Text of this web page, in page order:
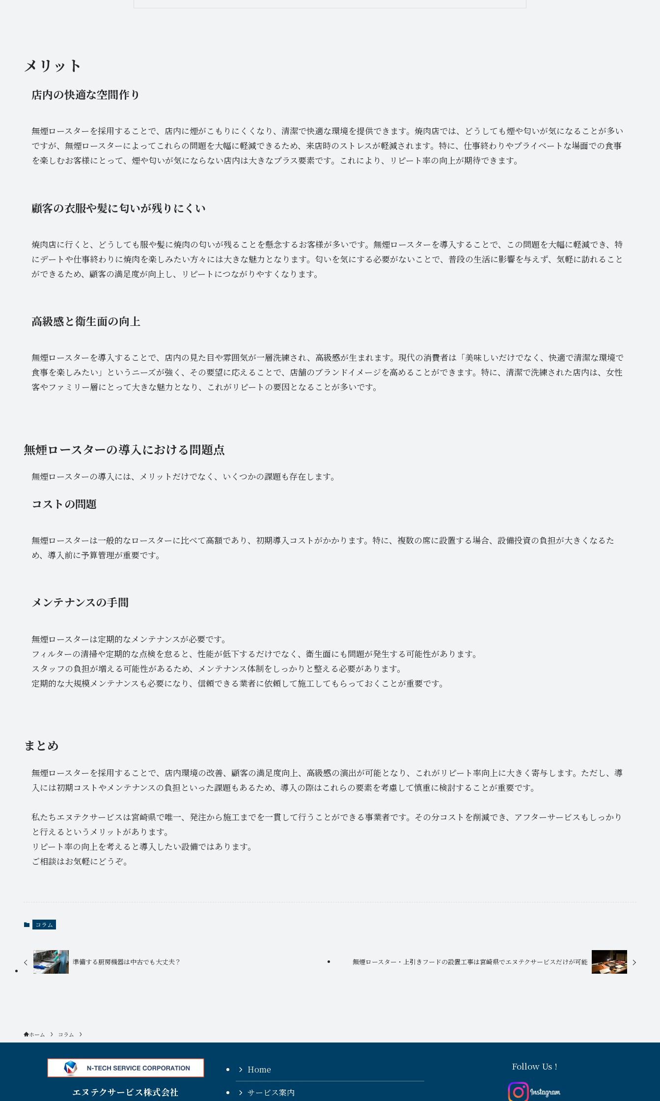
メリット
店内の快適な空間作り
無煙ロースターを採用することで、店内に煙がこもりにくくなり、清潔で快適な環境を提供できます。焼肉店では、どうしても煙や匂いが気になることが多い
ですが、無煙ロースターによってこれらの問題を大幅に軽減できるため、来店時のストレスが軽減されます。特に、仕事終わりやプライベートな場面での食事
を楽しむお客様にとって、煙や匂いが気にならない店内は大きなプラス要素です。これにより、リピート率の向上が期待できます。
顧客の衣服や髪に匂いが残りにくい
焼肉店に行くと、どうしても服や髪に焼肉の匂いが残ることを懸念するお客様が多いです。無煙ロースターを導入することで、この問題を大幅に軽減でき、特
にデートや仕事終わりに焼肉を楽しみたい方々には大きな魅力となります。匂いを気にする必要がないことで、普段の生活に影響を与えず、気軽に訪れること
ができるため、顧客の満足度が向上し、リピートにつながりやすくなります。
高級感と衛生面の向上
無煙ロースターを導入することで、店内の見た目や雰囲気が一層洗練され、高級感が生まれます。現代の消費者は「美味しいだけでなく、快適で清潔な環境で
食事を楽しみたい」というニーズが強く、その要望に応えることで、店舗のブランドイメージを高めることができます。特に、清潔で洗練された店内は、女性
客やファミリー層にとって大きな魅力となり、これがリピートの要因となることが多いです。
無煙ロースターの導入における問題点
無煙ロースターの導入には、メリットだけでなく、いくつかの課題も存在します。
コストの問題
無煙ロースターは一般的なロースターに比べて高額であり、初期導入コストがかかります。特に、複数の席に設置する場合、設備投資の負担が大きくなるた
め、導入前に予算管理が重要です。
メンテナンスの手間
無煙ロースターは定期的なメンテナンスが必要です。
フィルターの清掃や定期的な点検を怠ると、性能が低下するだけでなく、衛生面にも問題が発生する可能性があります。
スタッフの負担が増える可能性があるため、メンテナンス体制をしっかりと整える必要があります。
定期的な大規模メンテナンスも必要になり、信頼できる業者に依頼して施工してもらっておくことが重要です。
まとめ
無煙ロースターを採用することで、店内環境の改善、顧客の満足度向上、高級感の演出が可能となり、これがリピート率向上に大きく寄与します。ただし、導
入には初期コストやメンテナンスの負担といった課題もあるため、導入の際はこれらの要素を考慮して慎重に検討することが重要です。
私たちエヌテクサービスは宮崎県で唯一、発注から施工までを一貫して行うことができる事業者です。その分コストを削減でき、アフターサービスもしっかり
と行えるというメリットがあります。
リピート率の向上を考えると導入したい設備ではあります。
ご相談はお気軽にどうぞ。
コラム
準備する厨房機器は中古でも大丈夫？ 無煙ロースター・上引きフードの設置工事は宮崎県でエヌテクサービスだけが可能
ホーム コラム
エヌテクサービス株式会社
Home
サービス案内
Follow Us !